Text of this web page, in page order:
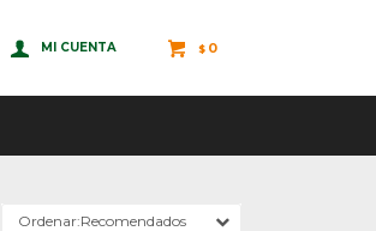
$ 0
Recomendados